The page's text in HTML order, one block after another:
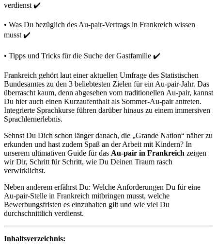
verdienst ✔️
• Was Du bezüglich des Au-pair-Vertrags in Frankreich wissen
musst ✔️
• Tipps und Tricks für die Suche der Gastfamilie ✔️
Frankreich gehört laut einer aktuellen Umfrage des Statistischen
Bundesamtes zu den 3 beliebtesten Zielen für ein Au-pair-Jahr. Das
überrascht kaum, denn abgesehen vom traditionellen Au-pair, kannst
Du hier auch einen Kurzaufenthalt als Sommer-Au-pair antreten.
Integrierte Sprachkurse führen darüber hinaus zu einem immersiven
Sprachlernerlebnis.
Sehnst Du Dich schon länger danach, die „Grande Nation“ näher zu
erkunden und hast zudem Spaß an der Arbeit mit Kindern? In
unserem ultimativen Guide für das Au-pair in Frankreich zeigen
wir Dir, Schritt für Schritt, wie Du Deinen Traum rasch
verwirklichst.
Neben anderem erfährst Du: Welche Anforderungen Du für eine
Au-pair-Stelle in Frankreich mitbringen musst, welche
Bewerbungsfristen es einzuhalten gilt und wie viel Du
durchschnittlich verdienst.
Inhaltsverzeichnis: